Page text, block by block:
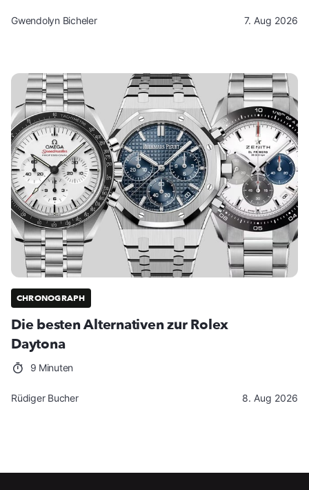
Gwendolyn Bicheler 7. Aug 2026
CHRONOGRAPH
Die besten Alternativen zur Rolex
Daytona
9 Minuten
Rüdiger Bucher 8. Aug 2026